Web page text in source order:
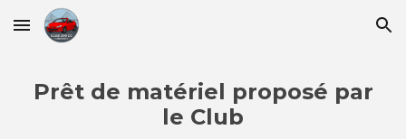
Skip to main content Skip to navigation
Prêt de matériel proposé par
le Club